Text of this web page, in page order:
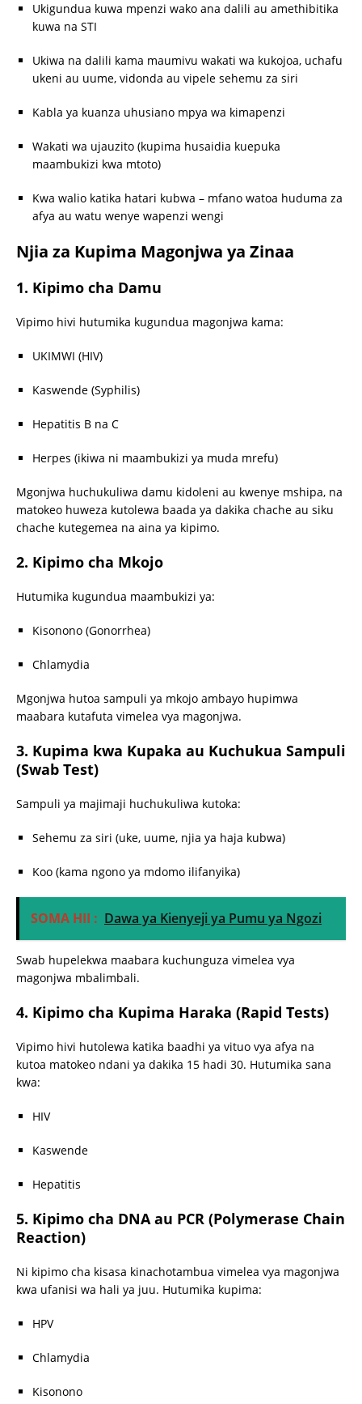
Ukigundua kuwa mpenzi wako ana dalili au amethibitika
kuwa na STI
Ukiwa na dalili kama maumivu wakati wa kukojoa, uchafu
ukeni au uume, vidonda au vipele sehemu za siri
Kabla ya kuanza uhusiano mpya wa kimapenzi
Wakati wa ujauzito (kupima husaidia kuepuka
maambukizi kwa mtoto)
Kwa walio katika hatari kubwa – mfano watoa huduma za
afya au watu wenye wapenzi wengi
Njia za Kupima Magonjwa ya Zinaa
1. Kipimo cha Damu
Vipimo hivi hutumika kugundua magonjwa kama:
UKIMWI (HIV)
Kaswende (Syphilis)
Hepatitis B na C
Herpes (ikiwa ni maambukizi ya muda mrefu)
Mgonjwa huchukuliwa damu kidoleni au kwenye mshipa, na
matokeo huweza kutolewa baada ya dakika chache au siku
chache kutegemea na aina ya kipimo.
2. Kipimo cha Mkojo
Hutumika kugundua maambukizi ya:
Kisonono (Gonorrhea)
Chlamydia
Mgonjwa hutoa sampuli ya mkojo ambayo hupimwa
maabara kutafuta vimelea vya magonjwa.
3. Kupima kwa Kupaka au Kuchukua Sampuli
(Swab Test)
Sampuli ya majimaji huchukuliwa kutoka:
Sehemu za siri (uke, uume, njia ya haja kubwa)
Koo (kama ngono ya mdomo ilifanyika)
SOMA HII : Dawa ya Kienyeji ya Pumu ya Ngozi
Swab hupelekwa maabara kuchunguza vimelea vya
magonjwa mbalimbali.
4. Kipimo cha Kupima Haraka (Rapid Tests)
Vipimo hivi hutolewa katika baadhi ya vituo vya afya na
kutoa matokeo ndani ya dakika 15 hadi 30. Hutumika sana
kwa:
HIV
Kaswende
Hepatitis
5. Kipimo cha DNA au PCR (Polymerase Chain
Reaction)
Ni kipimo cha kisasa kinachotambua vimelea vya magonjwa
kwa ufanisi wa hali ya juu. Hutumika kupima:
HPV
Chlamydia
Kisonono